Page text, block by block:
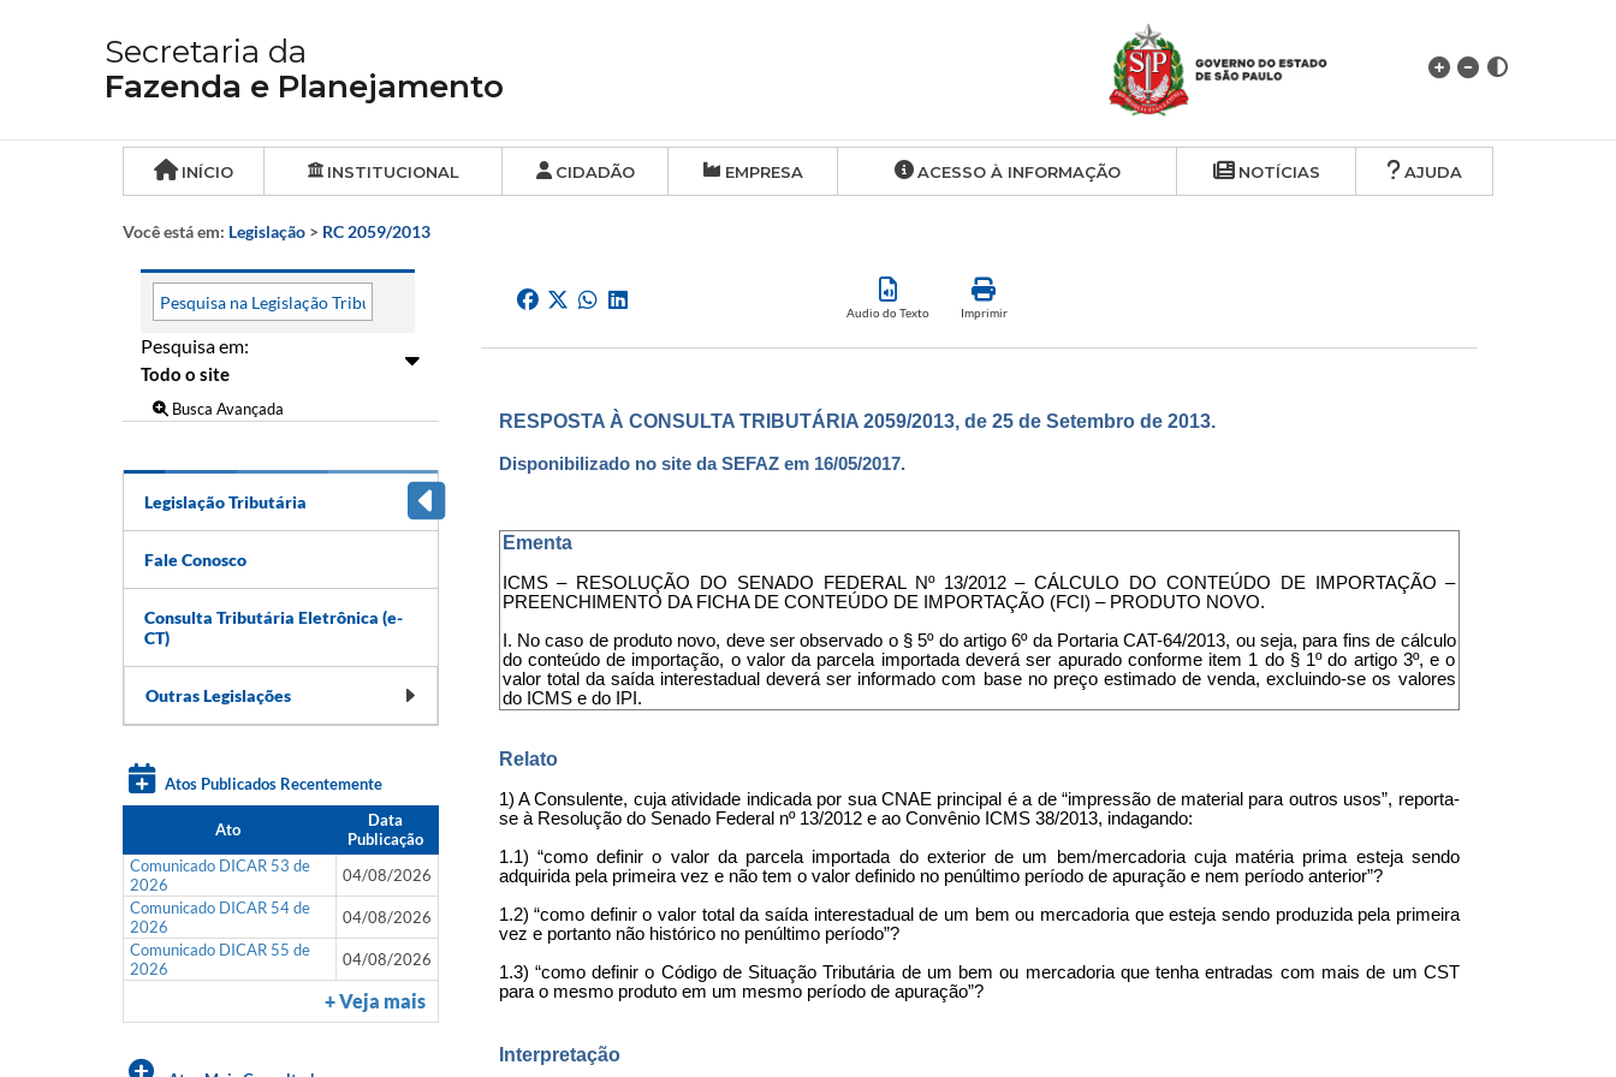
Secretaria da
Fazenda e Planejamento
INÍCIO INSTITUCIONAL CIDADÃO EMPRESA ACESSO À INFORMAÇÃO NOTÍCIAS AJUDA
Você está em: Legislação > RC 2059/2013
Pesquisa em:
Busca Avançada
Legislação Tributária
Fale Conosco
Consulta Tributária Eletrônica (e-
CT)
Outras Legislações
Atos Publicados Recentemente
Ato
Data
Publicação
Comunicado DICAR 53 de
2026
04/08/2026
Comunicado DICAR 54 de
2026
04/08/2026
Comunicado DICAR 55 de
2026
04/08/2026
+ Veja mais
Audio do Texto Imprimir
RESPOSTA À CONSULTA TRIBUTÁRIA 2059/2013, de 25 de Setembro de 2013.
Disponibilizado no site da SEFAZ em 16/05/2017.
Ementa
ICMS – RESOLUÇÃO DO SENADO FEDERAL Nº 13/2012 – CÁLCULO DO CONTEÚDO DE IMPORTAÇÃO –
PREENCHIMENTO DA FICHA DE CONTEÚDO DE IMPORTAÇÃO (FCI) – PRODUTO NOVO.
I. No caso de produto novo, deve ser observado o § 5º do artigo 6º da Portaria CAT-64/2013, ou seja, para fins de cálculo
do conteúdo de importação, o valor da parcela importada deverá ser apurado conforme item 1 do § 1º do artigo 3º, e o
valor total da saída interestadual deverá ser informado com base no preço estimado de venda, excluindo-se os valores
do ICMS e do IPI.
Relato
1) A Consulente, cuja atividade indicada por sua CNAE principal é a de “impressão de material para outros usos”, reporta-
se à Resolução do Senado Federal nº 13/2012 e ao Convênio ICMS 38/2013, indagando:
1.1) “como definir o valor da parcela importada do exterior de um bem/mercadoria cuja matéria prima esteja sendo
adquirida pela primeira vez e não tem o valor definido no penúltimo período de apuração e nem período anterior”?
1.2) “como definir o valor total da saída interestadual de um bem ou mercadoria que esteja sendo produzida pela primeira
vez e portanto não histórico no penúltimo período”?
1.3) “como definir o Código de Situação Tributária de um bem ou mercadoria que tenha entradas com mais de um CST
para o mesmo produto em um mesmo período de apuração”?
Interpretação